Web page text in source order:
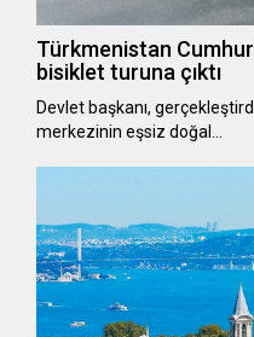
Türkmenistan
bisiklet turuna çıktı
Devlet başkanı,
merkezinin eşsiz doğal…